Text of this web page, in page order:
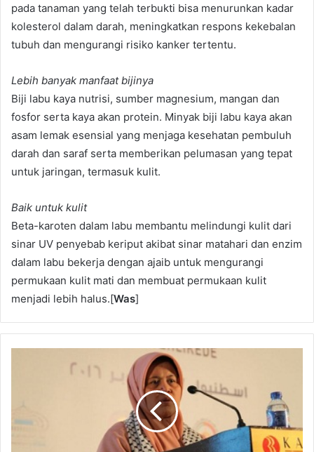
pada tanaman yang telah terbukti bisa menurunkan kadar
kolesterol dalam darah, meningkatkan respons kekebalan
tubuh dan mengurangi risiko kanker tertentu.
Lebih banyak manfaat bijinya
Biji labu kaya nutrisi, sumber magnesium, mangan dan
fosfor serta kaya akan protein. Minyak biji labu kaya akan
asam lemak esensial yang menjaga kesehatan pembuluh
darah dan saraf serta memberikan pelumasan yang tepat
untuk jaringan, termasuk kulit.
Baik untuk kulit
Beta-karoten dalam labu membantu melindungi kulit dari
sinar UV penyebab keriput akibat sinar matahari dan enzim
dalam labu bekerja dengan ajaib untuk mengurangi
permukaan kulit mati dan membuat permukaan kulit
menjadi lebih halus.[Was]